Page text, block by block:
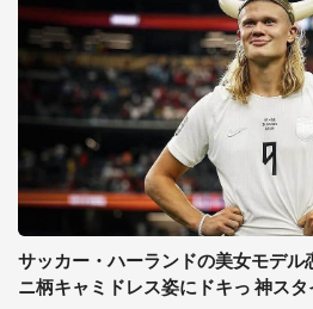
サッカー・ハーランドの美女モデル
ニ柄キャミドレス姿にドキっ 神ス